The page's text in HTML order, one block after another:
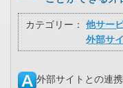
カテゴリー：
他サー
外部サ
外部サイトとの連